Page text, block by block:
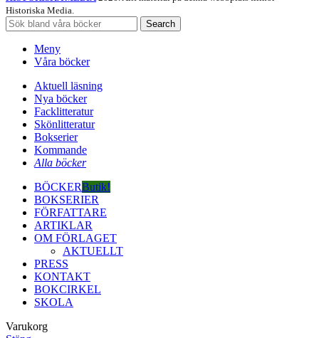
Historiska Media.
Search
Meny
Våra böcker
Aktuell läsning
Nya böcker
Facklitteratur
Skönlitteratur
Bokserier
Kommande
Alla böcker
BÖCKERButik!
BOKSERIER
FÖRFATTARE
ARTIKLAR
OM FÖRLAGET
AKTUELLT
PRESS
KONTAKT
BOKCIRKEL
SKOLA
Varukorg